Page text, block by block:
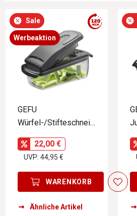
Sale
Werbeaktion
GEFU
Würfel-/Stifteschneid
er TREPPO
22,00 €
UVP: 44,95 €
WARENKORB
Ähnliche Artikel